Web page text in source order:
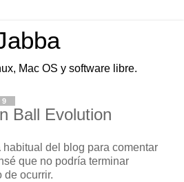
Mac OS y software libre.
Ball Evolution
habitual del blog para comentar
que no podría terminar
de ocurrir.